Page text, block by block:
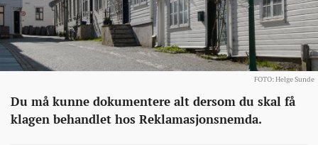
FOTO: Helge Sunde
Eiendom
http://bonansa.no/artikkel/vil-
du-
Du må kunne dokumentere alt dersom du skal få
klagen behandlet hos Reklamasjonsnemda.